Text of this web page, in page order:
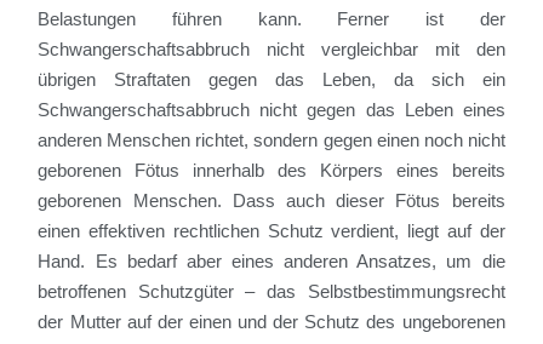
Belastungen führen kann. Ferner ist der
Schwangerschaftsabbruch nicht vergleichbar mit den
übrigen Straftaten gegen das Leben, da sich ein
Schwangerschaftsabbruch nicht gegen das Leben eines
anderen Menschen richtet, sondern gegen einen noch nicht
geborenen Fötus innerhalb des Körpers eines bereits
geborenen Menschen. Dass auch dieser Fötus bereits
einen effektiven rechtlichen Schutz verdient, liegt auf der
Hand. Es bedarf aber eines anderen Ansatzes, um die
betroffenen Schutzgüter – das Selbstbestimmungsrecht
der Mutter auf der einen und der Schutz des ungeborenen